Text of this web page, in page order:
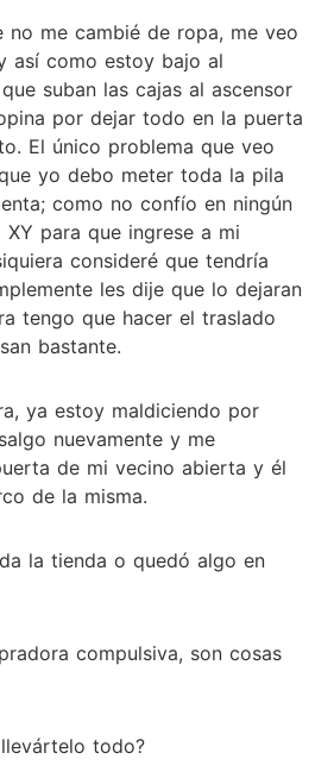
no me cambié de ropa, me veo
así como estoy bajo al
suban las cajas al ascensor
por dejar todo en la puerta
El único problema que veo
yo debo meter toda la pila
como no confío en ningún
para que ingrese a mi
consideré que tendría
les dije que lo dejaran
tengo que hacer el traslado
bastante.
ya estoy maldiciendo por
nuevamente y me
de mi vecino abierta y él
de la misma.
la tienda o quedó algo en
compulsiva, son cosas
todo?